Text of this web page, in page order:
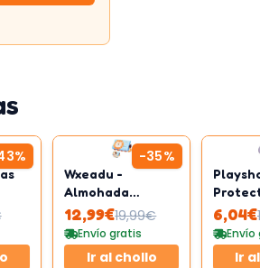
% -35%
Wxeadu -
Almohada
infantil con
funda
12,99€19,99€
Envío gratis
Ir al chollo
6,04€
Envío
Ir